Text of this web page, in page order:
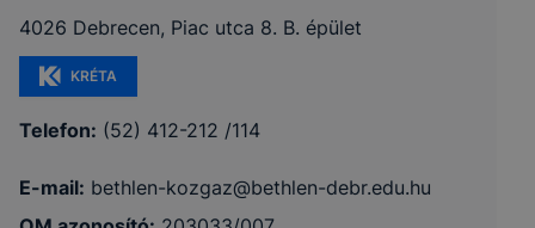
4026 Debrecen, Piac utca 8. B. épület
KRÉTA
Telefon: (52) 412-212 /114
E-mail: bethlen-kozgaz@bethlen-debr.edu.hu